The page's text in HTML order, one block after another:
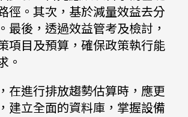
徑。其次，基於減量效益去分
最後，透過效益管考及檢討，
項目及預算，確保政策執行能
。
在進行排放趨勢估算時，應更
建立全面的資料庫，掌握設備